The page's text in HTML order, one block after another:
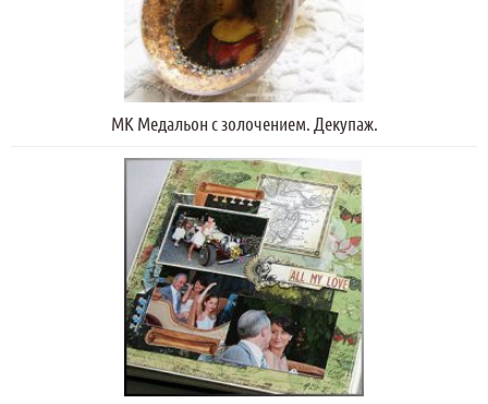
МК Медальон с золочением. Декупаж.